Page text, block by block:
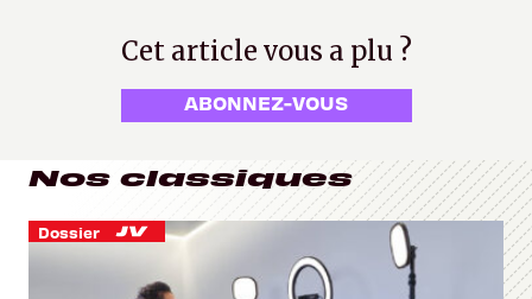
Cet article vous a plu ?
ABONNEZ-VOUS
Nos classiques
Dossier